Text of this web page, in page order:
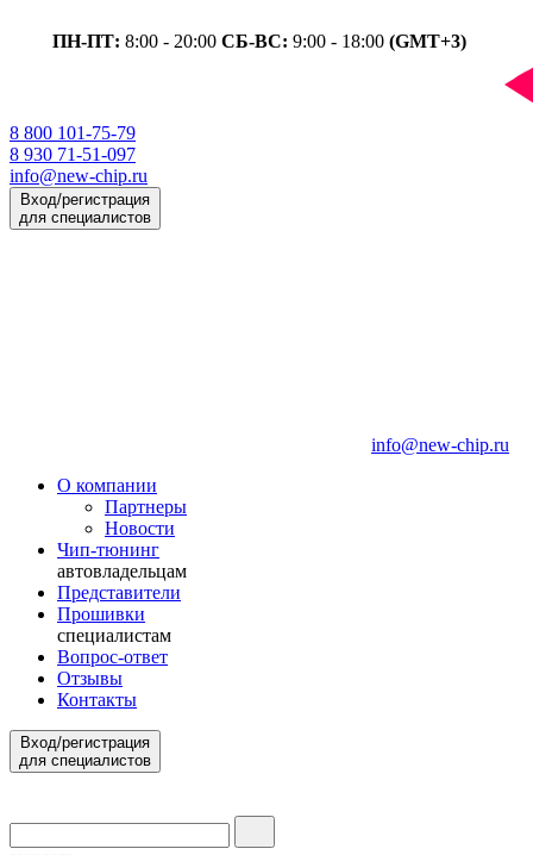
ПН-ПТ: 8:00 - 20:00 СБ-ВС: 9:00 - 18:00 (GMT+3)
8 800 101-75-79
8 930 71-51-097
info@new-chip.ru
Вход/регистрация
для специалистов
info@new-chip.ru
О компании
Партнеры
Новости
Чип-тюнинг
автовладельцам
Представители
Прошивки
специалистам
Вопрос-ответ
Отзывы
Контакты
Вход/регистрация
для специалистов